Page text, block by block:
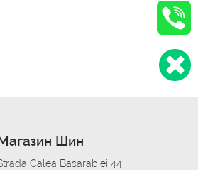
Шин
Calea Basarabiei 44